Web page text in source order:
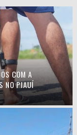
COM A
NO PIAUÍ